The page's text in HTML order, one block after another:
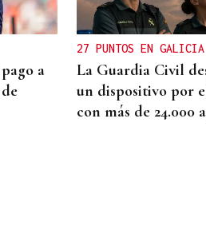
de los
la
a
27 PUNTOS EN GALICIA
La Guardia Civil
un dispositivo por
con más de 24.000